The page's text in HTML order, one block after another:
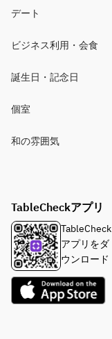
デート
ビジネス利用・会食
誕生日・記念日
個室
和の雰囲気
TableCheckアプリ
TableCheck
アプリをダ
ウンロード